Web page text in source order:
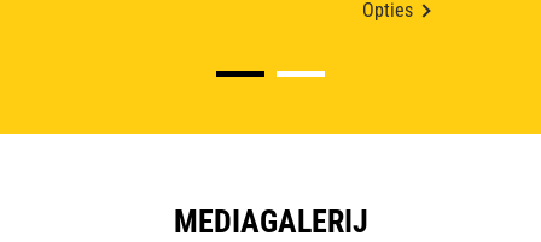
Opties
MEDIAGALERIJ